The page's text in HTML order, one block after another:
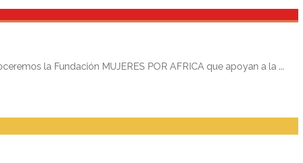
la Fundación MUJERES POR AFRICA que apoyan a la ...